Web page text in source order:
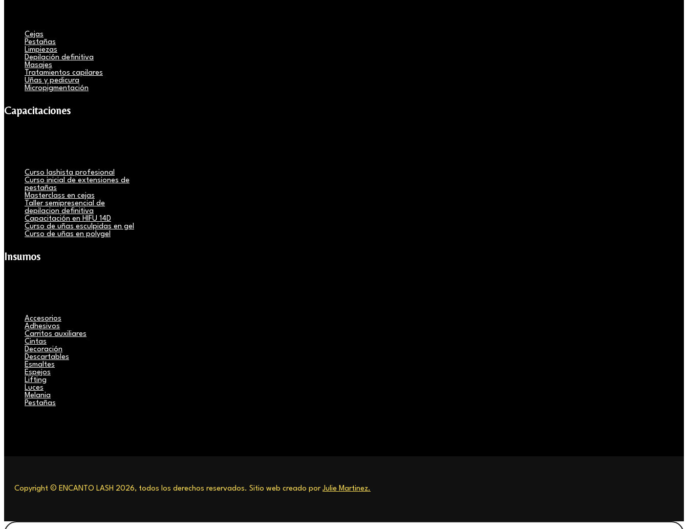
Cejas
Pestañas
Limpiezas
Depilación definitiva
Masajes
Tratamientos capilares
Uñas y pedicura
Micropigmentación
Capacitaciones
Curso lashista profesional
Curso inicial de extensiones de
pestañas
Masterclass en cejas
Taller semipresencial de
depilacion definitiva
Capacitación en HIFU 14D
Curso de uñas esculpidas en gel
Curso de uñas en polygel
Insumos
Accesorios
Adhesivos
Carritos auxiliares
Cintas
Decoración
Descartables
Esmaltes
Espejos
Lifting
Luces
Melania
Pestañas
Copyright © ENCANTO LASH 2026, todos los derechos reservados. Sitio web creado por Julie Martinez.